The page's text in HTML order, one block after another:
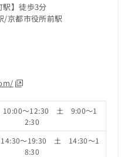
駅】徒歩3分
京都市役所前駅
10:00～12:30 土 9:00～1
2:30
～19:30 土 14:30～1
8:30